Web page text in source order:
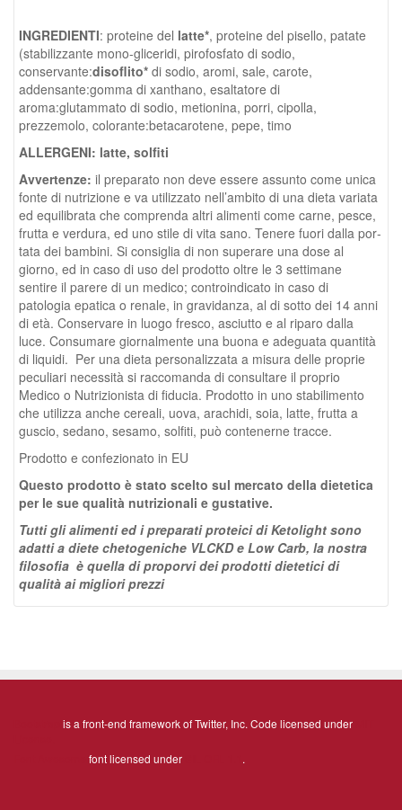
INGREDIENTI: proteine del latte*, proteine del pisello, patate
(stabilizzante mono-gliceridi, pirofosfato di sodio,
conservante:disoflito* di sodio, aromi, sale, carote,
addensante:gomma di xanthano, esaltatore di
aroma:glutammato di sodio, metionina, porri, cipolla,
prezzemolo, colorante:betacarotene, pepe, timo
ALLERGENI: latte, solfiti
Avvertenze: il preparato non deve essere assunto come unica
fonte di nutrizione e va utilizzato nell’ambito di una dieta variata
ed equilibrata che comprenda altri alimenti come carne, pesce,
frutta e verdura, ed uno stile di vita sano. Te­nere fuori dalla por­
tata dei bambini. Si consiglia di non superare una dose al
giorno, ed in caso di uso del prodotto oltre le 3 settimane
sentire il parere di un medico; controindicato in caso di
patologia epatica o renale, in gravidanza, al di sotto dei 14 anni
di età. Conservare in luogo fresco, asciutto e al riparo dalla
luce. Consumare giornalmente una buona e adeguata quantità
di liquidi. Per una dieta personalizzata a misura delle proprie
peculiari necessità si raccomanda di consultare il proprio
Medico o Nutrizionista di fiducia. Prodotto in uno stabilimento
che utilizza anche cereali, uova, arachidi, soia, latte, frutta a
guscio, sedano, sesamo, solfiti, può contenerne tracce.
Prodotto e confezionato in EU
Questo prodotto è stato scelto sul mercato della dietetica
per le sue qualità nutrizionali e gustative.
Tutti gli alimenti ed i preparati proteici di Ketolight sono
adatti a diete chetogeniche VLCKD e Low Carb, la nostra
filosofia è quella di proporvi dei prodotti dietetici di
qualità ai migliori prezzi
is a front-end framework of Twitter, Inc. Code licensed under
font licensed under .